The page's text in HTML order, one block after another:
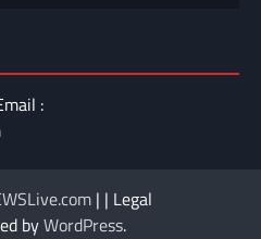
:
| | Legal
byWordPress.